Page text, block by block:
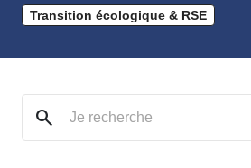
Transition écologique & RSE
search